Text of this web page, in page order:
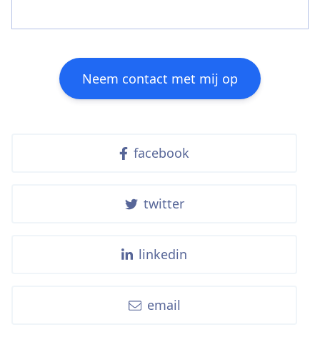
Neem contact met mij op
facebook
twitter
linkedin
email